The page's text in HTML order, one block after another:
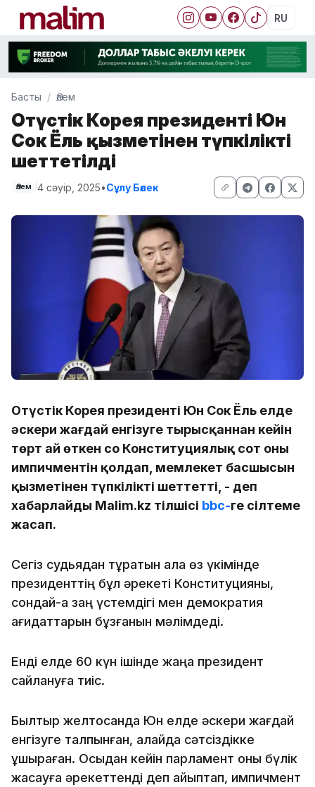
RU
Басты Әлем
Оңтүстік Корея президенті Юн
Сок Ёль қызметінен түпкілікті
шеттетілді
Әлем 4 сәуір, 2025•Сұлу Бөлек
Оңтүстік Корея президенті Юн Сок Ёль елде
әскери жағдай енгізуге тырысқаннан кейін
төрт ай өткен соң Конституциялық сот оның
импичментін қолдап, мемлекет басшысын
қызметінен түпкілікті шеттетті, - деп
хабарлайды Malim.kz тілшісі bbc-ге сілтеме
жасап.
Сегіз судьядан тұратын алқа өз үкімінде
президенттің бұл әрекеті Конституцияны,
сондай-ақ заң үстемдігі мен демократия
қағидаттарын бұзғанын мәлімдеді.
Енді елде 60 күн ішінде жаңа президент
сайлануға тиіс.
Былтыр желтоқсанда Юн елде әскери жағдай
енгізуге талпынған, алайда сәтсіздікке
ұшыраған. Осыдан кейін парламент оны бүлік
жасауға әрекеттенді деп айыптап, импичмент